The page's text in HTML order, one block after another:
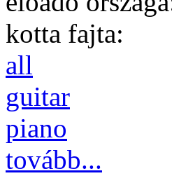
kotta fajta:
all
guitar
piano
tovább...